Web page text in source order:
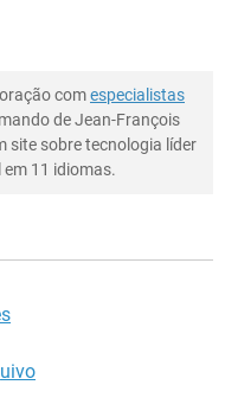
comespecialistas
de Jean-François
site sobre tecnologia líder
11 idiomas.